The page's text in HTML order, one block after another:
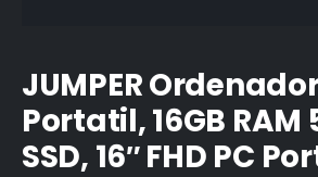
JUMPER
Portatil, 16GB RAM
SSD, 16″ FHD PC